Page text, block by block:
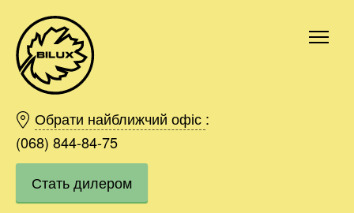
Обрати найближчий офіс :
(068) 844-84-75
Стать дилером
Киев
Харьков
Одесса
Днепр
Ивано-Франковск